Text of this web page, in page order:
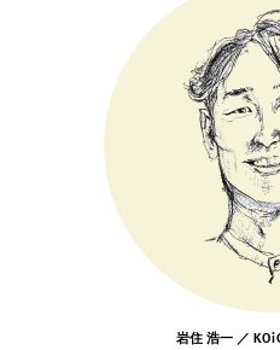
いくつに
あいつバカだよ
でも憎めないんだよ
そんな愛される
岩住 浩一 ／